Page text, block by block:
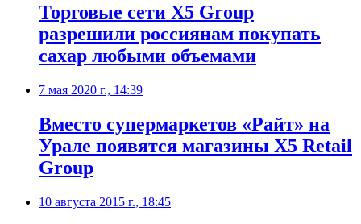
Торговые сети Х5 Group
разрешили россиянам покупать
сахар любыми объемами
7 мая 2020 г., 14:39
Вместо супермаркетов «Райт» на
Урале появятся магазины X5 Retail
Group
10 августа 2015 г., 18:45